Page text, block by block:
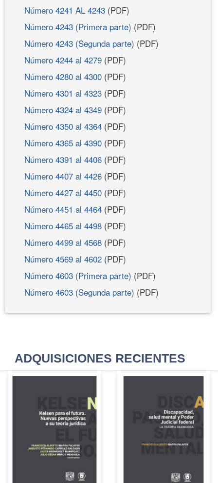
Número 4241 AL 4243 (PDF)
Número 4243 (Primera parte) (PDF)
Número 4243 (Segunda parte) (PDF)
Número 4244 al 4279 (PDF)
Número 4280 al 4300 (PDF)
Número 4301 al 4323 (PDF)
Número 4324 al 4349 (PDF)
Número 4350 al 4364 (PDF)
Número 4365 al 4390 (PDF)
Número 4391 al 4406 (PDF)
Número 4407 al 4426 (PDF)
Número 4427 al 4450 (PDF)
Número 4451 al 4464 (PDF)
Número 4465 al 4498 (PDF)
Número 4499 al 4568 (PDF)
Número 4569 al 4602 (PDF)
Número 4603 (Primera parte) (PDF)
Número 4603 (Segunda parte) (PDF)
ADQUISICIONES RECIENTES